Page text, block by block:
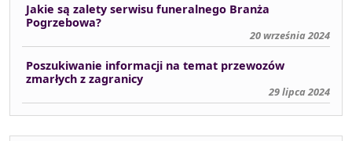
Jakie są zalety serwisu funeralnego Branża
Pogrzebowa?
20 września 2024
Poszukiwanie informacji na temat przewozów
zmarłych z zagranicy
29 lipca 2024